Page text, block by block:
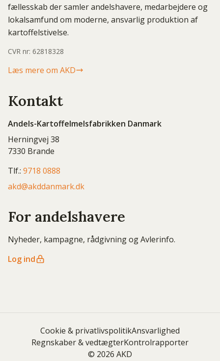
fællesskab der samler andelshavere, medarbejdere og
lokalsamfund om moderne, ansvarlig produktion af
kartoffelstivelse.
CVR nr: 62818328
Læs mere om AKD
Kontakt
Andels-Kartoffelmelsfabrikken Danmark
Herningvej 38
7330 Brande
Tlf.: 9718 0888
akd@akddanmark.dk
For andelshavere
Nyheder, kampagne, rådgivning og Avlerinfo.
Log ind
Cookie & privatlivspolitikAnsvarlighed
Regnskaber & vedtægterKontrolrapporter
© 2026 AKD